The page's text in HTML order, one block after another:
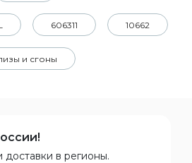
606311 10662
и сгоны
в регионы.